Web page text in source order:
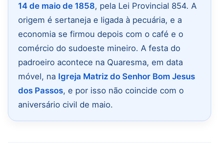
14 de maio de 1858, pela Lei Provincial 854. A
origem é sertaneja e ligada à pecuária, e a
economia se firmou depois com o café e o
comércio do sudoeste mineiro. A festa do
padroeiro acontece na Quaresma, em data
móvel, na Igreja Matriz do Senhor Bom Jesus
dos Passos, e por isso não coincide com o
aniversário civil de maio.